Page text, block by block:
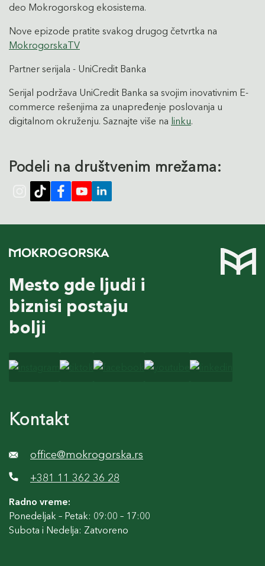
deo Mokrogorskog ekosistema.
Nove epizode pratite svakog drugog četvrtka na
MokrogorskaTV
Partner serijala - UniCredit Banka
Serijal podržava UniCredit Banka sa svojim inovativnim E-
commerce rešenjima za unapređenje poslovanja u
digitalnom okruženju. Saznajte više na linku.
Podeli na društvenim mrežama:
Mesto gde ljudi i
biznisi postaju
bolji
Kontakt
office@mokrogorska.rs
+381 11 362 36 28
Radno vreme:
Ponedeljak – Petak: 09:00 – 17:00
Subota i Nedelja: Zatvoreno